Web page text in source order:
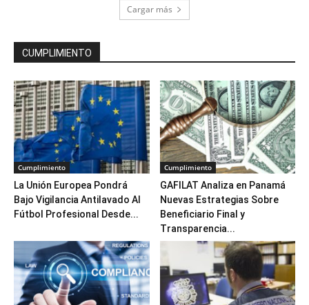
Cargar más
CUMPLIMIENTO
Cumplimiento
La Unión Europea Pondrá
Bajo Vigilancia Antilavado Al
Fútbol Profesional Desde...
Cumplimiento
GAFILAT Analiza en Panamá
Nuevas Estrategias Sobre
Beneficiario Final y
Transparencia...